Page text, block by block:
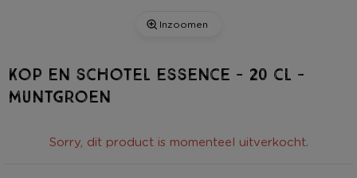
Inzoomen
Kop en schotel essence - 20 cl -
muntgroen
Sorry, dit product is momenteel uitverkocht.